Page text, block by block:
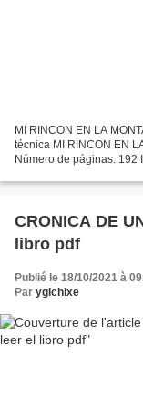
MI RINCON EN LA
técnica MI RINCON EN
Número de páginas: 192
Descargar eBook...
CRONICA DE
libro pdf
Publié le 18/10/2021 à
Par ygichixe